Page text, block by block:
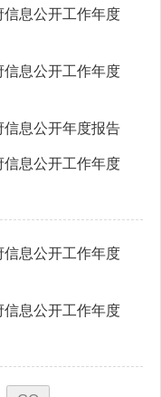
息公开工作年度
息公开工作年度
息公开年度报告
息公开工作年度
息公开工作年度
息公开工作年度